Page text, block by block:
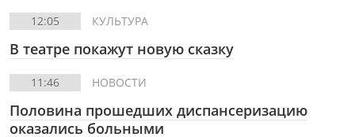
12:05 КУЛЬТУРА
В театре покажут новую сказку
11:46 НОВОСТИ
Половина прошедших диспансеризацию
оказались больными